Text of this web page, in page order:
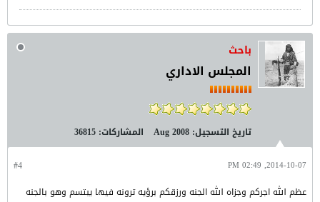
باحث
المجلس الاداري
تاريخ التسجيل: Aug 2008 المشاركات: 36815
#4 2014-10-07, 02:49 PM
عظم الله اجركم وجزاه الله الجنه ورزقكم برؤيه ترونه فيها يبتسم وهو بالجنه